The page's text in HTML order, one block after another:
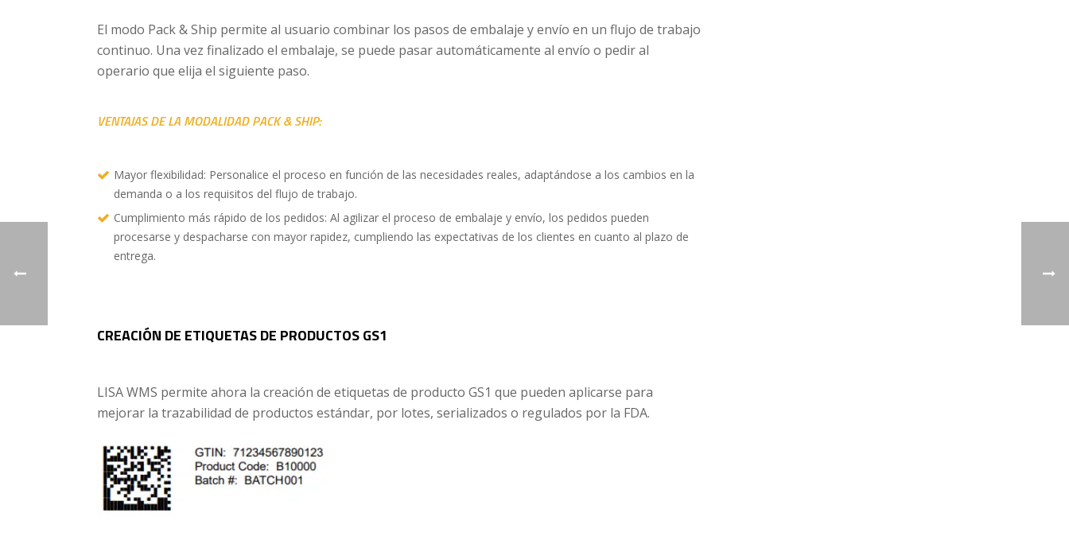
El modo Pack & Ship permite al usuario combinar los pasos de embalaje y envío en un flujo de trabajo
continuo. Una vez finalizado el embalaje, se puede pasar automáticamente al envío o pedir al
operario que elija el siguiente paso.
VENTAJAS DE LA MODALIDAD PACK & SHIP:
Mayor flexibilidad: Personalice el proceso en función de las necesidades reales, adaptándose a los cambios en la
demanda o a los requisitos del flujo de trabajo.
Cumplimiento más rápido de los pedidos: Al agilizar el proceso de embalaje y envío, los pedidos pueden
procesarse y despacharse con mayor rapidez, cumpliendo las expectativas de los clientes en cuanto al plazo de
entrega.
CREACIÓN DE ETIQUETAS DE PRODUCTOS GS1
LISA WMS permite ahora la creación de etiquetas de producto GS1 que pueden aplicarse para
mejorar la trazabilidad de productos estándar, por lotes, serializados o regulados por la FDA.